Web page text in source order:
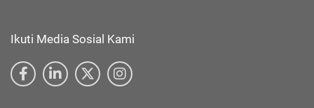
Ikuti Media Sosial Kami